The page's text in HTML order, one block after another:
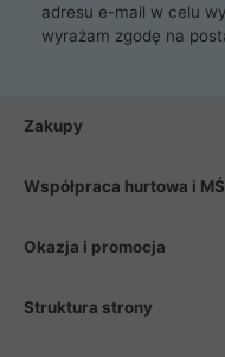
adresu e-mail w celu
wyrażam zgodę na
Zakupy
Współpraca hurtowa i
Okazja i promocja
Struktura strony